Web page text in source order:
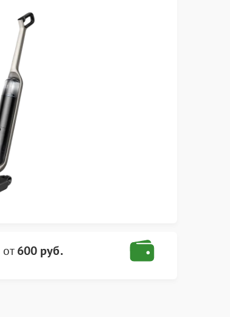
от600 руб.